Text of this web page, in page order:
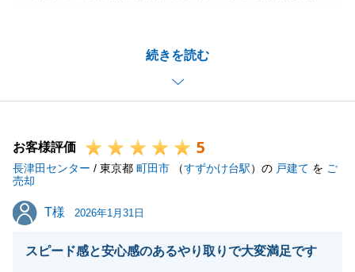
続きを読む
とが出来て嬉しく思います。
既にご友人様をご紹介いただいておりますが、今後も
周囲の方で不動産に関するお困りごとがある方などい
す。
今後ともお付き合いの程よろしくお願いいたします。
お客様評価 5
長津田センター / 東京都 町田市 （すずかけ台駅）の 戸建て を ご
売却
T様
T様 2026年1月31日
スピード感と安心感のあるやり取りで大変満足です